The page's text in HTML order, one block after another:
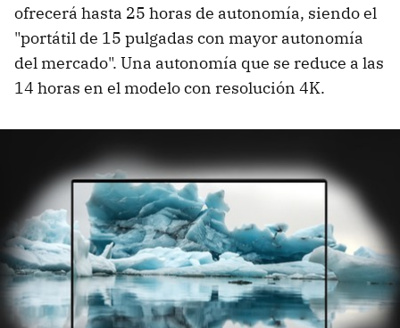
ofrecerá hasta 25 horas de autonomía, siendo el
"portátil de 15 pulgadas con mayor autonomía
del mercado". Una autonomía que se reduce a las
14 horas en el modelo con resolución 4K.